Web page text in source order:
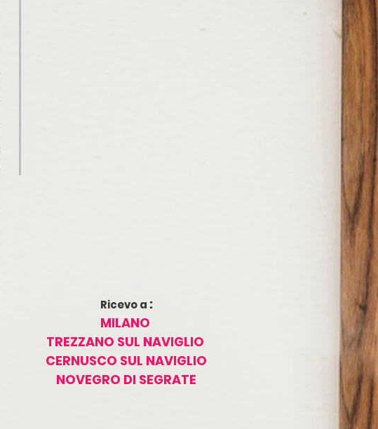
Ricevo a :
MILANO
TREZZANO SUL NAVIGLIO
CERNUSCO SUL NAVIGLIO
NOVEGRO DI SEGRATE